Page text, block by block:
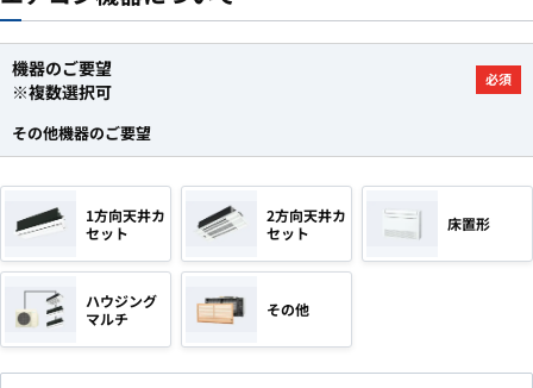
機器のご要望
※複数選択可
必須
その他機器のご要望
1方向天井カ
セット
2方向天井カ
セット
床置形
ハウジング
マルチ
その他